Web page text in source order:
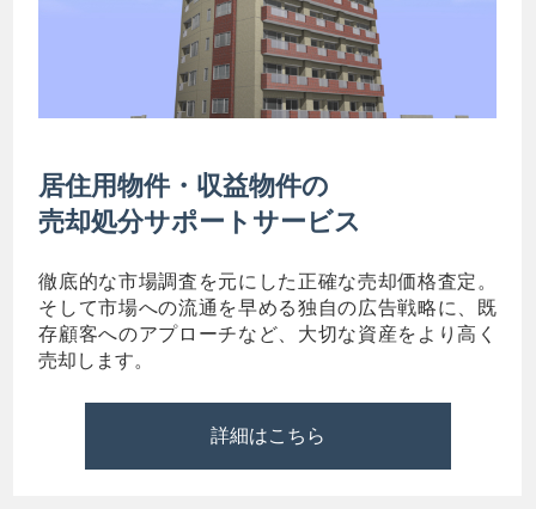
居住用物件・収益物件の
売却処分サポートサービス
徹底的な市場調査を元にした正確な売却価格査定。
そして市場への流通を早める独自の広告戦略に、既
存顧客へのアプローチなど、大切な資産をより高く
売却します。
詳細はこちら